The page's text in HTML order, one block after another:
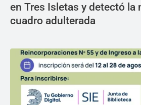
en Tres Isletas y detectó la
cuadro adulterada